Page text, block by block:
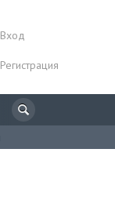
Вход
Регистрация